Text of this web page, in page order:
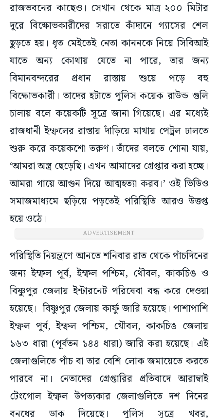
রাজভবনের কাছেও। সেখান থেকে মাত্র ২০০ মিটার
দূরে বিক্ষোভকারীদের সরাতে কাঁদানে গ্যাসের শেল
ছুড়তে হয়। ধৃত মেইতেই নেতা কাননকে নিয়ে সিবিআই
যাতে অন্য কোথায় যেতে না পারে, তার জন্য
বিমানবন্দরের প্রধান রাস্তায় শুয়ে পড়ে বহু
বিক্ষোভকারী। তাদের হটাতে পুলিস কয়েক রাউন্ড গুলি
চালায় বলে কয়েকটি সূত্রে জানা গিয়েছে। এর মধ্যেই
রাজধানী ইম্ফলের রাস্তায় দাঁড়িয়ে মাথায় পেট্রল ঢালতে
শুরু করে কয়েকশো তরুণ। তাঁদের বলতে শোনা যায়,
‘আমরা অস্ত্র ছেড়েছি। এখন আমাদের গ্রেপ্তার করা হচ্ছে।
আমরা গায়ে আগুন দিয়ে আত্মহত্যা করব।’ ওই ভিডিও
সমাজমাধ্যমে ছড়িয়ে পড়তেই পরিস্থিতি আরও উত্তপ্ত
হয়ে ওঠে।
ADVERTISEMENT
পরিস্থিতি নিয়ন্ত্রণে আনতে শনিবার রাত থেকে পাঁচদিনের
জন্য ইম্ফল পূর্ব, ইম্ফল পশ্চিম, থৌবল, কাকচিঙ ও
বিষ্ণুপুর জেলায় ইন্টারনেট পরিষেবা বন্ধ করে দেওয়া
হয়েছে। বিষ্ণুপুর জেলায় কার্ফু জারি হয়েছে। পাশাপাশি
ইম্ফল পূর্ব, ইম্ফল পশ্চিম, থৌবল, কাকচিঙ জেলায়
১৬৩ ধারা (পূর্বতন ১৪৪ ধারা) জারি করা হয়েছে। এই
জেলাগুলিতে পাঁচ বা তার বেশি লোক জমায়েতে করতে
পারবে না। নেতাদের গ্রেপ্তারির প্রতিবাদে আরাম্বাই
টেংগোল ইম্ফল উপত্যকার জেলাগুলিতে দশ দিনের
বনধের ডাক দিয়েছে। পুলিস সূত্রে খবর,